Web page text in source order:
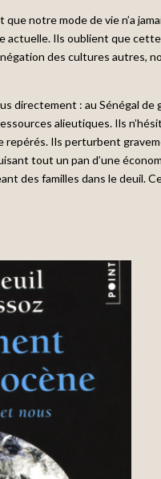
notre mode de vie n’a
Ils oublient que
des cultures autres,
directement : au Sénégal de
alieutiques. Ils
repérés. Ils perturbent
tout un pan d’une
des familles dans le deuil.